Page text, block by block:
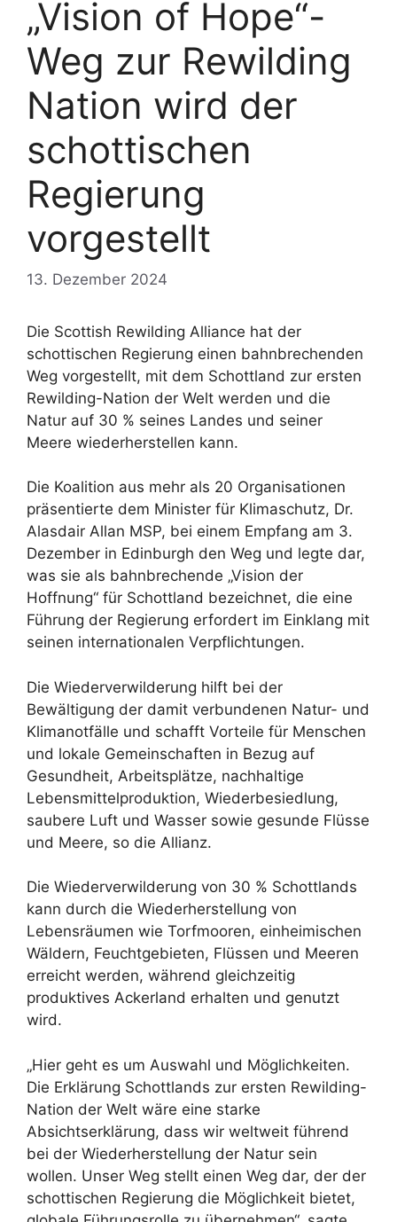
„Vision of Hope“-
Weg zur Rewilding
Nation wird der
schottischen
Regierung
vorgestellt
13. Dezember 2024
Die Scottish Rewilding Alliance hat der
schottischen Regierung einen bahnbrechenden
Weg vorgestellt, mit dem Schottland zur ersten
Rewilding-Nation der Welt werden und die
Natur auf 30 % seines Landes und seiner
Meere wiederherstellen kann.
Die Koalition aus mehr als 20 Organisationen
präsentierte dem Minister für Klimaschutz, Dr.
Alasdair Allan MSP, bei einem Empfang am 3.
Dezember in Edinburgh den Weg und legte dar,
was sie als bahnbrechende „Vision der
Hoffnung“ für Schottland bezeichnet, die eine
Führung der Regierung erfordert im Einklang mit
seinen internationalen Verpflichtungen.
Die Wiederverwilderung hilft bei der
Bewältigung der damit verbundenen Natur- und
Klimanotfälle und schafft Vorteile für Menschen
und lokale Gemeinschaften in Bezug auf
Gesundheit, Arbeitsplätze, nachhaltige
Lebensmittelproduktion, Wiederbesiedlung,
saubere Luft und Wasser sowie gesunde Flüsse
und Meere, so die Allianz.
Die Wiederverwilderung von 30 % Schottlands
kann durch die Wiederherstellung von
Lebensräumen wie Torfmooren, einheimischen
Wäldern, Feuchtgebieten, Flüssen und Meeren
erreicht werden, während gleichzeitig
produktives Ackerland erhalten und genutzt
wird.
„Hier geht es um Auswahl und Möglichkeiten.
Die Erklärung Schottlands zur ersten Rewilding-
Nation der Welt wäre eine starke
Absichtserklärung, dass wir weltweit führend
bei der Wiederherstellung der Natur sein
wollen. Unser Weg stellt einen Weg dar, der der
schottischen Regierung die Möglichkeit bietet,